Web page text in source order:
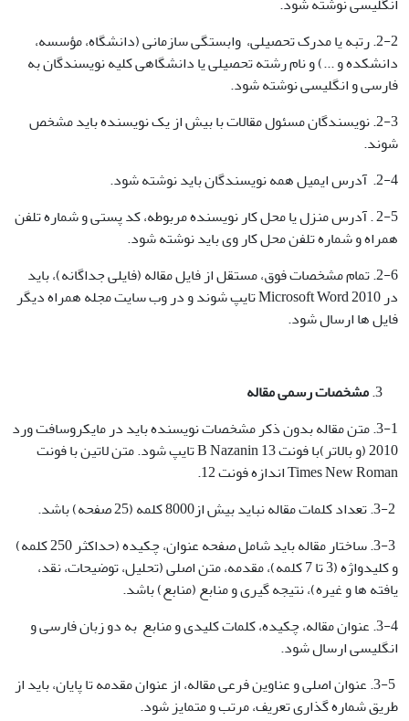
2-2. رتبه یا مدرک تحصیلی، وابستگی سازمانی (دانشگاه، مؤسسه،
دانشکده و ...) و نام رشته تحصیلی یا دانشگاهی کلیه نویسندگان به
فارسی و انگلیسی نوشته شود.
2-3. نویسندگان مسئول مقالات با بیش از یک نویسنده باید مشخص
شوند.
2-4. آدرس ایمیل همه نویسندگان باید نوشته شود.
2-5 . آدرس منزل یا محل کار نویسنده مربوطه، کد پستی و شماره تلفن
همراه و شماره تلفن محل کار وی باید نوشته شود.
2-6. تمام مشخصات فوق، مستقل از فایل مقاله (فایلی جداگانه)، باید
در Microsoft Word 2010 تایپ شوند و در وب سایت مجله همراه دیگر
فایل ها ارسال شود.
مشخصات رسمی مقاله
3-1. متن مقاله بدون ذکر مشخصات نویسنده باید در مایکروسافت ورد
2010 (و بالاتر)با فونت B Nazanin 13 تایپ شود. متن لاتین با فونت
Times New Roman اندازه فونت 12.
3-3. ساختار مقاله باید شامل صفحه عنوان، چکیده (حداکثر 250 کلمه)
و کلیدواژه (3 تا 7 کلمه)، مقدمه، متن اصلی (تحلیل، توضیحات، نقد،
یافته ها و غیره)، نتیجه گیری و منابع (منابع) باشد.
3-4. عنوان مقاله، چکیده، کلمات کلیدی و منابع به دو زبان فارسی و
انگلیسی ارسال شود.
3-5. عنوان اصلی و عناوین فرعی مقاله، از عنوان مقدمه تا پایان، باید از
طریق شماره گذاری تعریف، مرتب و متمایز شود.